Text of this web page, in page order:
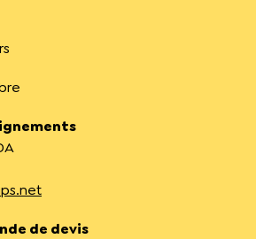
de devis